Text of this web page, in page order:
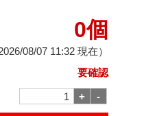
0個
08/07 11:32 現在）
要確認